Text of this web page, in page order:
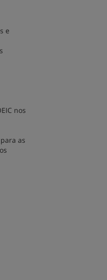
e
nos
as